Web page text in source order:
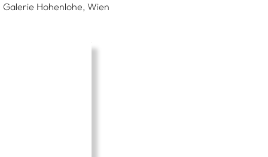
Galerie Hohenlohe, Wien